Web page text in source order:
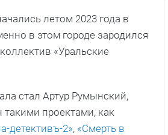
летом 2023 года в
в этом городе зародился
«Уральские
стал Артур Румынский,
такими проектами, как
детективъ-2», «Смерть в